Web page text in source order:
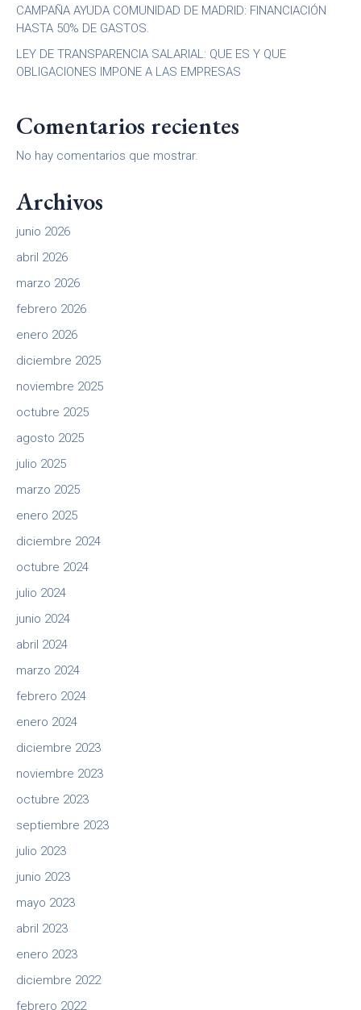
CAMPAÑA AYUDA COMUNIDAD DE MADRID: FINANCIACIÓN
HASTA 50% DE GASTOS.
LEY DE TRANSPARENCIA SALARIAL: QUE ES Y QUE
OBLIGACIONES IMPONE A LAS EMPRESAS
Comentarios recientes
No hay comentarios que mostrar.
Archivos
junio 2026
abril 2026
marzo 2026
febrero 2026
enero 2026
diciembre 2025
noviembre 2025
octubre 2025
agosto 2025
julio 2025
marzo 2025
enero 2025
diciembre 2024
octubre 2024
julio 2024
junio 2024
abril 2024
marzo 2024
febrero 2024
enero 2024
diciembre 2023
noviembre 2023
octubre 2023
septiembre 2023
julio 2023
junio 2023
mayo 2023
abril 2023
enero 2023
diciembre 2022
febrero 2022